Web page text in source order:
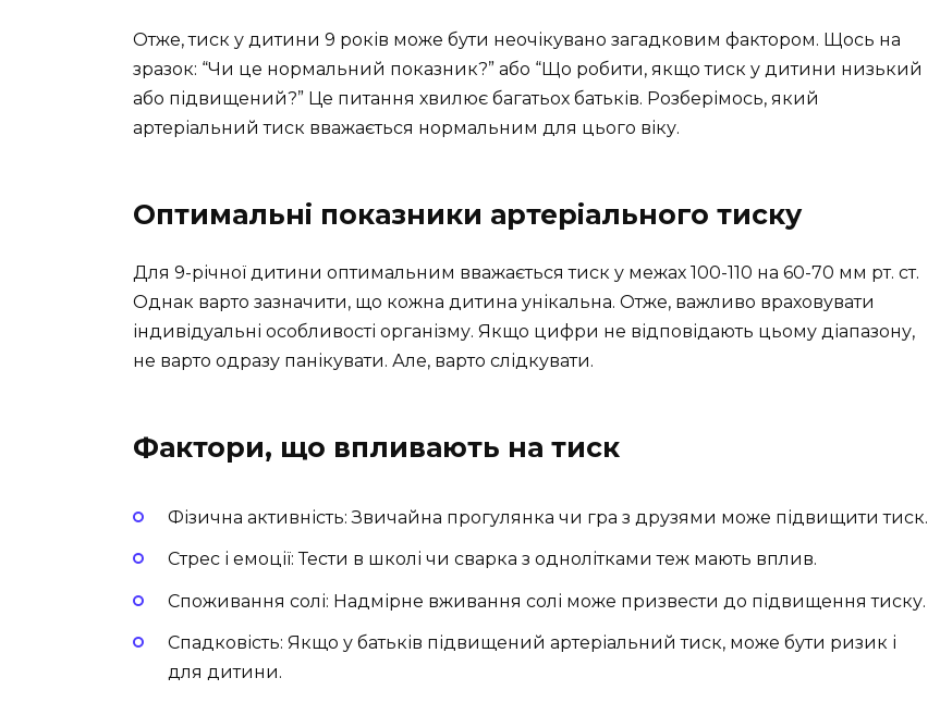
Отже, тиск у дитини 9 років може бути неочікувано загадковим фактором. Щось на
зразок: “Чи це нормальний показник?” або “Що робити, якщо тиск у дитини низький
або підвищений?” Це питання хвилює багатьох батьків. Розберімось, який
артеріальний тиск вважається нормальним для цього віку.
Оптимальні показники артеріального тиску
Для 9-річної дитини оптимальним вважається тиск у межах 100-110 на 60-70 мм рт. ст.
Однак варто зазначити, що кожна дитина унікальна. Отже, важливо враховувати
індивідуальні особливості організму. Якщо цифри не відповідають цьому діапазону,
не варто одразу панікувати. Але, варто слідкувати.
Фактори, що впливають на тиск
Фізична активність: Звичайна прогулянка чи гра з друзями може підвищити тиск.
Стрес і емоції: Тести в школі чи сварка з однолітками теж мають вплив.
Споживання солі: Надмірне вживання солі може призвести до підвищення тиску.
Спадковість: Якщо у батьків підвищений артеріальний тиск, може бути ризик і
для дитини.